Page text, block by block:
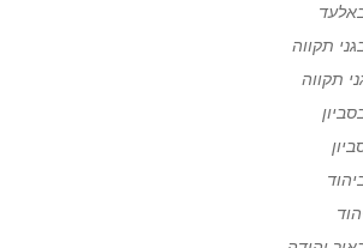
תקווה
תקווה